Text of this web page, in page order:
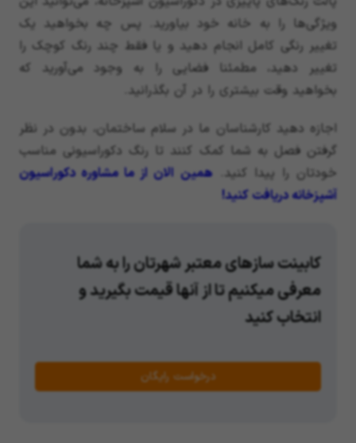
ویژگی‌ها را به خانه خود بیاورید. پس چه بخواهید یک
تغییر رنگی کامل انجام دهید و یا فقط چند رنگ کوچک را
تغییر دهید، مطمئنا فضایی را به وجود می‌آورید که
بخواهید وقت بیشتری را در آن بگذرانید.
اجازه دهید کارشناسان ما در سلام ساختمان، بدون در نظر
گرفتن فصل به شما کمک کنند تا رنگ دکوراسیونی مناسب
خودتان را پیدا کنید.همین الان از ما مشاوره دکوراسیون
آشپزخانه دریافت کنید!
کابینت سازهای معتبر شهرتان را به شما
معرفی میکنیم تا از آنها قیمت بگیرید و
انتخاب کنید
درخواست رایگان